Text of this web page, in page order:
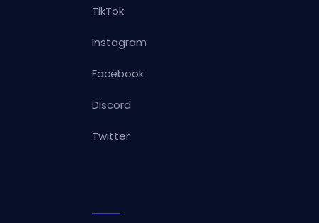
TikTok
Instagram
Facebook
Discord
Twitter